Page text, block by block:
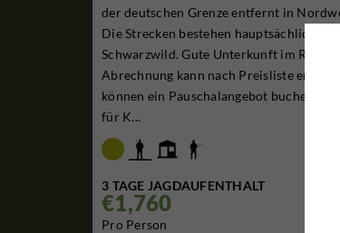
der deutschen Grenze entfernt in
Die Strecken bestehen hauptsächlich aus
Schwarzwild. Gute Unterkunft im Revier.
Abrechnung kann nach Preisliste
können ein Pauschalangebot buchen
für K...
3 TAGE JAGDAUFENTHALT
€1,760
Pro Person